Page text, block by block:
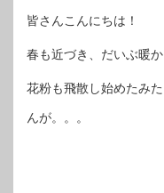
皆さんこんにちは！
春も近づき、だいぶ暖
花粉も飛散し始めたみ
んが。。。